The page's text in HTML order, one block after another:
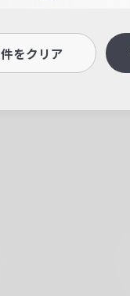
をクリア